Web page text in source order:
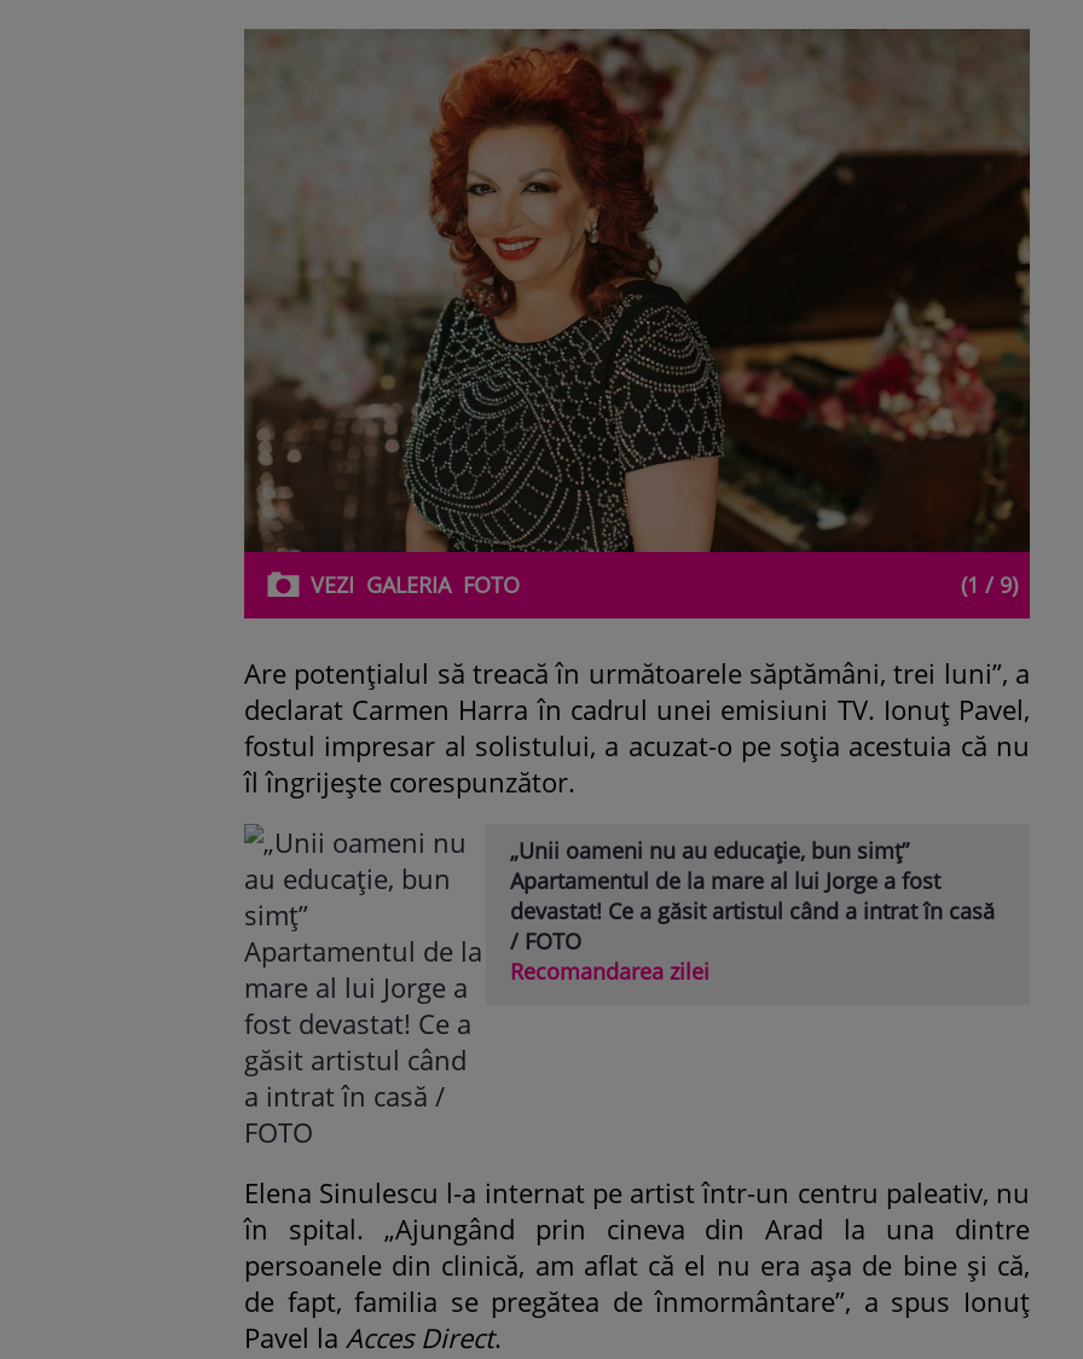
VEZI GALERIAFOTO (1 / 9)
Are potențialul să treacă în următoarele săptămâni, trei luni”, a
declarat Carmen Harra în cadrul unei emisiuni TV. Ionuț Pavel,
fostul impresar al solistului, a acuzat-o pe soția acestuia că nu
îl îngrijește corespunzător.
„Unii oameni nu au educație, bun simț”
Apartamentul de la mare al lui Jorge a fost
devastat! Ce a găsit artistul când a intrat în casă
/ FOTO
Recomandarea zilei
Elena Sinulescu l-a internat pe artist într-un centru paleativ, nu
în spital. „Ajungând prin cineva din Arad la una dintre
persoanele din clinică, am aflat că el nu era așa de bine și că,
de fapt, familia se pregătea de înmormântare”, a spus Ionuț
Pavel la Acces Direct.